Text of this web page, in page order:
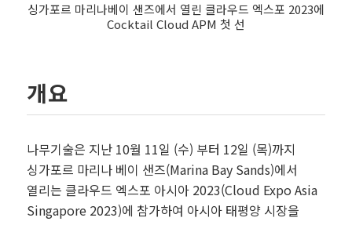
싱가포르 마리나베이 샌즈에서 열린 클라우드 엑스포 2023에
Cocktail Cloud APM 첫 선
개요
나무기술은 지난 10월 11일 (수) 부터 12일 (목)까지
싱가포르 마리나 베이 샌즈(Marina Bay Sands)에서
열리는 클라우드 엑스포 아시아 2023(Cloud Expo Asia
Singapore 2023)에 참가하여 아시아 태평양 시장을